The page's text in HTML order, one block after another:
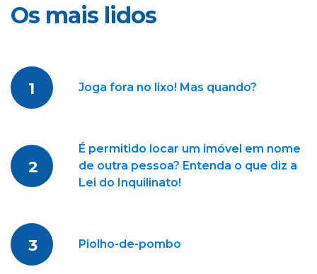
Os mais lidos
1 Joga fora no lixo! Mas quando?
2
É permitido locar um imóvel em nome
de outra pessoa? Entenda o que diz a
Lei do Inquilinato!
3 Piolho-de-pombo